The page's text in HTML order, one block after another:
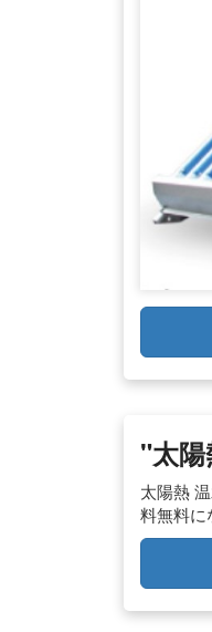
"太
太陽熱
料無料